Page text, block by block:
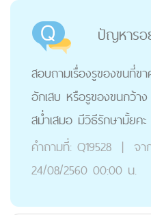
ปัญหารอ
สอบถามเรื่องรูของขนที่ข
อักเสบ หรือรูของขนกว้า
สม่ำเสมอ มีวิธีรักษามั้ยคะ
คำถามที่: Q19528 | จ
24/08/2560 00:00 น.